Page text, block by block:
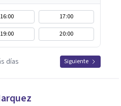
16:00
17:00
19:00 20:00
días Siguiente